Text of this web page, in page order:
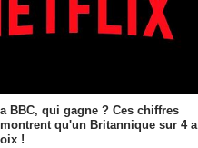
BBC, qui gagne ? Ces chiffres
qu'un Britannique sur 4 a
!